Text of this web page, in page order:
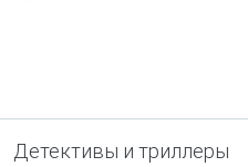
Детективы и триллеры